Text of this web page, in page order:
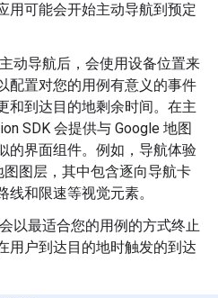
用可能会开始主动导航到预定
动导航后，会使用设备位置来
配置对您的用例有意义的事件
和到达目的地剩余时间。在主
SDK 会提供与 Google 地图
的界面组件。例如，导航体验
图层，其中包含逐向导航卡
线和限速等视觉元素。
以最适合您的用例的方式终止
用户到达目的地时触发的到达